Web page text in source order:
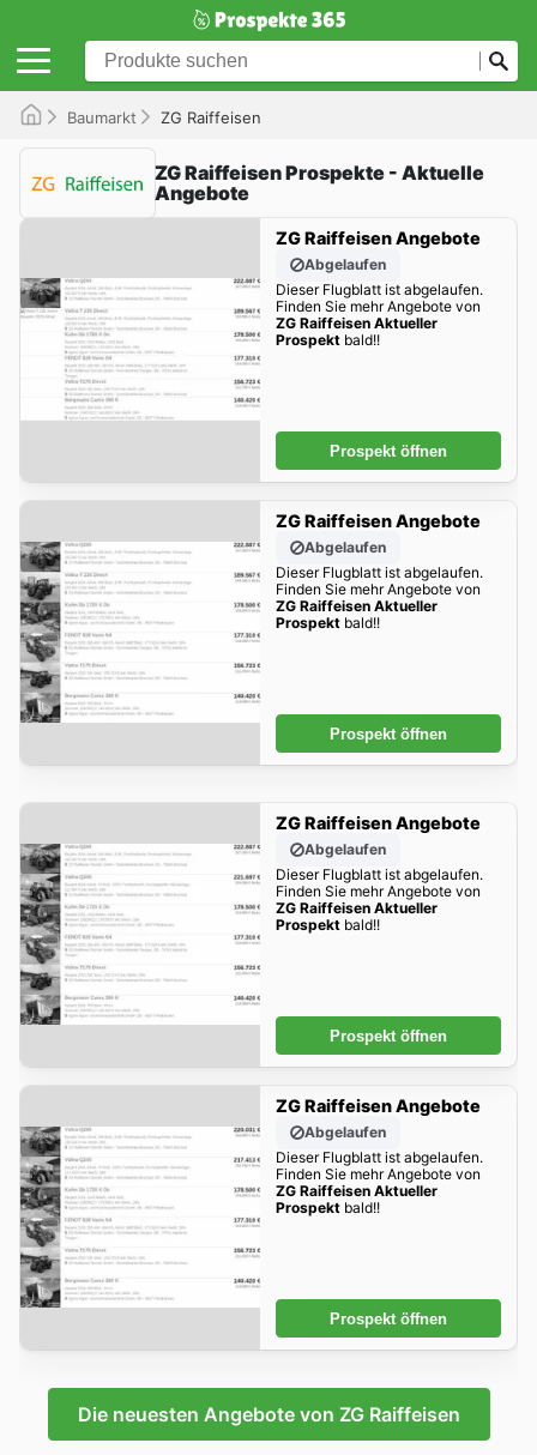
Baumarkt ZG Raiffeisen
ZG Raiffeisen Prospekte - Aktuelle
Angebote
ZG Raiffeisen Angebote
Abgelaufen
Dieser Flugblatt ist abgelaufen.
Finden Sie mehr Angebote von
ZG Raiffeisen Aktueller
Prospektbald!!
Prospekt öffnen
ZG Raiffeisen Angebote
Abgelaufen
Dieser Flugblatt ist abgelaufen.
Finden Sie mehr Angebote von
ZG Raiffeisen Aktueller
Prospektbald!!
Prospekt öffnen
ZG Raiffeisen Angebote
Abgelaufen
Dieser Flugblatt ist abgelaufen.
Finden Sie mehr Angebote von
ZG Raiffeisen Aktueller
Prospektbald!!
Prospekt öffnen
ZG Raiffeisen Angebote
Abgelaufen
Dieser Flugblatt ist abgelaufen.
Finden Sie mehr Angebote von
ZG Raiffeisen Aktueller
Prospektbald!!
Prospekt öffnen
Die neuesten Angebote von ZG Raiffeisen